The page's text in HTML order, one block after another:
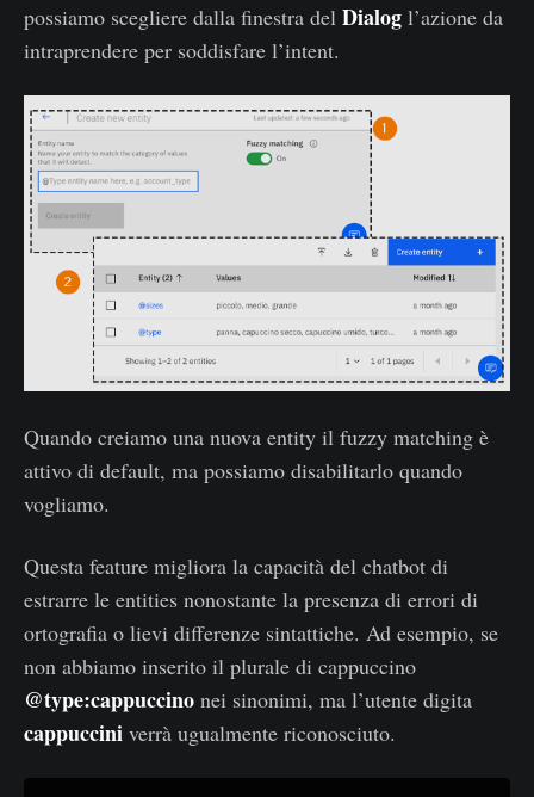
possiamo scegliere dalla finestra del Dialog l’azione da
intraprendere per soddisfare l’intent.
Quando creiamo una nuova entity il fuzzy matching è
attivo di default, ma possiamo disabilitarlo quando
vogliamo.
Questa feature migliora la capacità del chatbot di
estrarre le entities nonostante la presenza di errori di
ortografia o lievi differenze sintattiche. Ad esempio, se
non abbiamo inserito il plurale di cappuccino
@type:cappuccino nei sinonimi, ma l’utente digita
cappuccini verrà ugualmente riconosciuto.